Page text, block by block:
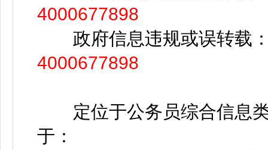
4000677898
政府信息违规或误转载
4000677898
定位于公务员综合信息类
于：